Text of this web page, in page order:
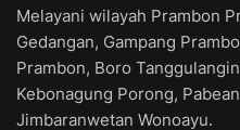
Melayani wilayah Prambon
Gedangan, Gampang
Prambon, Boro
Kebonagung Porong,
Jimbaranwetan Wonoayu.